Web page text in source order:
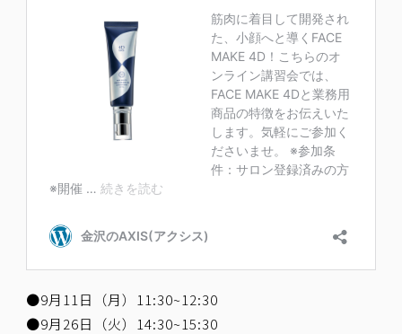
●9月11日（月）11:30~12:30
●9月26日（火）14:30~15:30